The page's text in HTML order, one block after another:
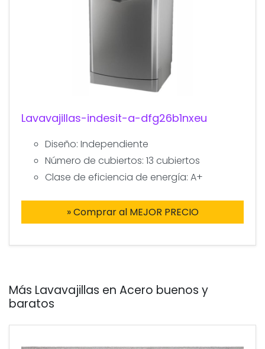
Lavavajillas-indesit-a-dfg26b1nxeu
Diseño: Independiente
Número de cubiertos: 13 cubiertos
Clase de eficiencia de energía: A+
» Comprar al MEJOR PRECIO
Más Lavavajillas en Acero buenos y
baratos